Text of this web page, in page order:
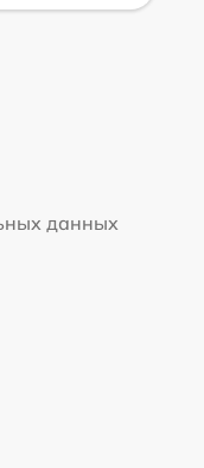
данных